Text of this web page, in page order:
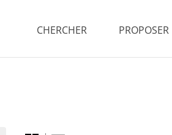
CHERCHER PROPOSER